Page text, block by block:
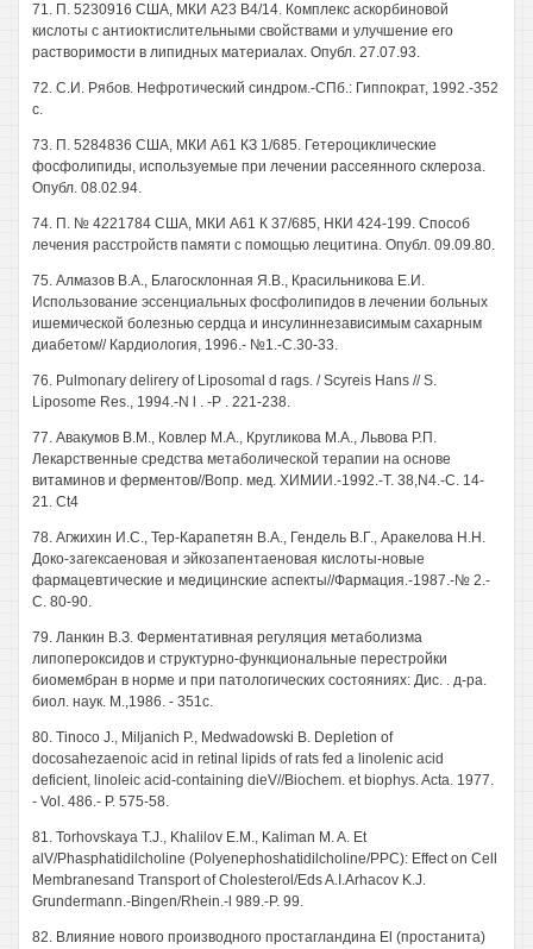
71. П. 5230916 США, МКИ А23 В4/14. Комплекс аскорбиновой
кислоты с антиоктислительными свойствами и улучшение его
растворимости в липидных материалах. Опубл. 27.07.93.
72. С.И. Рябов. Нефротический синдром.-СПб.: Гиппократ, 1992.-352
с.
73. П. 5284836 США, МКИ А61 КЗ 1/685. Гетероциклические
фосфолипиды, используемые при лечении рассеянного склероза.
Опубл. 08.02.94.
74. П. № 4221784 США, МКИ А61 К 37/685, НКИ 424-199. Способ
лечения расстройств памяти с помощью лецитина. Опубл. 09.09.80.
75. Алмазов В.А., Благосклонная Я.В., Красильникова Е.И.
Использование эссенциальных фосфолипидов в лечении больных
ишемической болезнью сердца и инсулиннезависимым сахарным
диабетом// Кардиология, 1996.- №1.-С.30-33.
76. Pulmonary delirery of Liposomal d rags. / Scyreis Hans // S.
Liposome Res., 1994.-N l . -P . 221-238.
77. Авакумов В.М., Ковлер М.А., Кругликова М.А., Львова Р.П.
Лекарственные средства метаболической терапии на основе
витаминов и ферментов//Вопр. мед. ХИМИИ.-1992.-Т. 38,N4.-C. 14-
21. Ct4
78. Агжихин И.С., Тер-Карапетян В.А., Гендель В.Г., Аракелова Н.Н.
Доко-загексаеновая и эйкозапентаеновая кислоты-новые
фармацевтические и медицинские аспекты//Фармация.-1987.-№ 2.-
С. 80-90.
79. Ланкин В.З. Ферментативная регуляция метаболизма
липопероксидов и структурно-функциональные перестройки
биомембран в норме и при патологических состояниях: Дис. . д-ра.
биол. наук. М.,1986. - 351с.
80. Tinoco J., Miljanich P., Medwadowski В. Depletion of
docosahezaenoic acid in retinal lipids of rats fed a linolenic acid
deficient, linoleic acid-containing dieV//Biochem. et biophys. Acta. 1977.
- Vol. 486.- P. 575-58.
81. Torhovskaya T.J., Khalilov E.M., Kaliman M. A. Et
alV/Phasphatidilcholine (Polyenephoshatidilcholine/PPC): Effect on Cell
Membranesand Transport of Cholesterol/Eds A.I.Arhacov K.J.
Grundermann.-Bingen/Rhein.-l 989.-P. 99.
82. Влияние нового производного простагландина El (простанита)